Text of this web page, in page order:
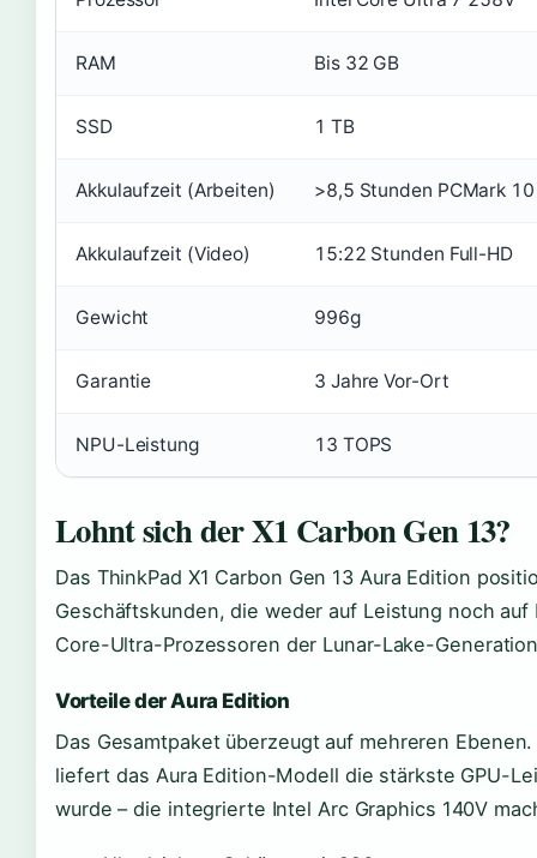
RAM Bis 32 GB
SSD 1 TB
Akkulaufzeit (Arbeiten) >8,5 Stunden PCMark 10
Akkulaufzeit (Video) 15:22 Stunden Full-HD
Gewicht 996g
Garantie 3 Jahre Vor-Ort
NPU-Leistung 13 TOPS
Lohnt sich der X1 Carbon Gen 13?
Das ThinkPad X1 Carbon Gen 13 Aura Edition
Geschäftskunden, die weder auf Leistung noch
Core-Ultra-Prozessoren der Lunar-Lake-
Vorteile der Aura Edition
Das Gesamtpaket überzeugt auf mehreren
liefert das Aura Edition-Modell die stärkste GPU-
wurde – die integrierte Intel Arc Graphics 140V